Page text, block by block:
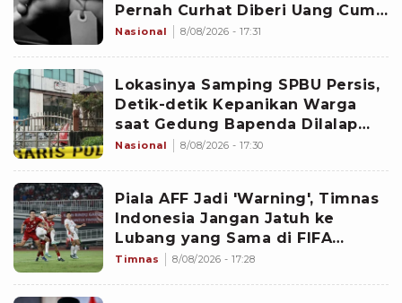
Pernah Curhat Diberi Uang Cuma
Rp10 Ribu
Nasional 8/08/2026 - 17:31
Lokasinya Samping SPBU Persis,
Detik-detik Kepanikan Warga
saat Gedung Bapenda Dilalap
Api: Teriak Semua!
Nasional 8/08/2026 - 17:30
Piala AFF Jadi 'Warning', Timnas
Indonesia Jangan Jatuh ke
Lubang yang Sama di FIFA
ASEAN Cup 2026
Timnas 8/08/2026 - 17:28